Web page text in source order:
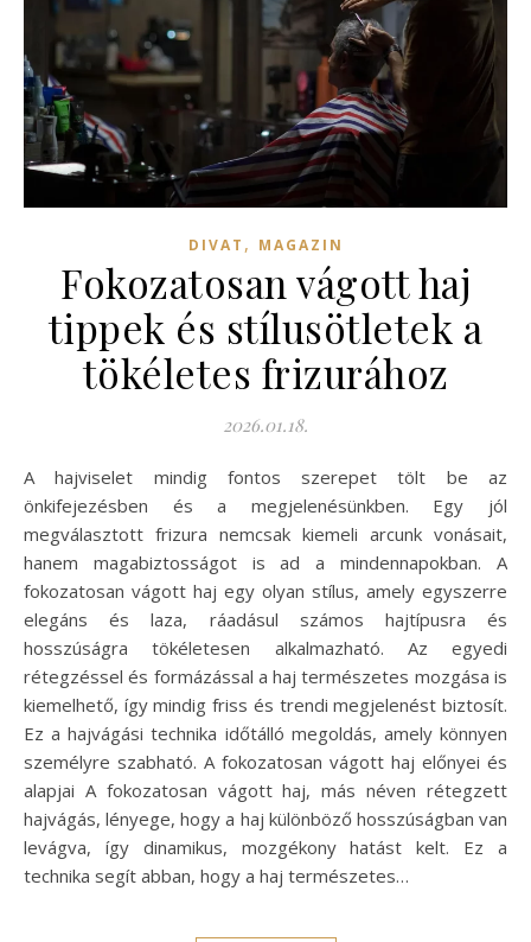
DIVAT , MAGAZIN
Fokozatosan vágott haj
tippek és stílusötletek a
tökéletes frizurához
2026.01.18.
A hajviselet mindig fontos szerepet tölt be az
önkifejezésben és a megjelenésünkben. Egy jól
megválasztott frizura nemcsak kiemeli arcunk vonásait,
hanem magabiztosságot is ad a mindennapokban. A
fokozatosan vágott haj egy olyan stílus, amely egyszerre
elegáns és laza, ráadásul számos hajtípusra és
hosszúságra tökéletesen alkalmazható. Az egyedi
rétegzéssel és formázással a haj természetes mozgása is
kiemelhető, így mindig friss és trendi megjelenést biztosít.
Ez a hajvágási technika időtálló megoldás, amely könnyen
személyre szabható. A fokozatosan vágott haj előnyei és
alapjai A fokozatosan vágott haj, más néven rétegzett
hajvágás, lényege, hogy a haj különböző hosszúságban van
levágva, így dinamikus, mozgékony hatást kelt. Ez a
technika segít abban, hogy a haj természetes…